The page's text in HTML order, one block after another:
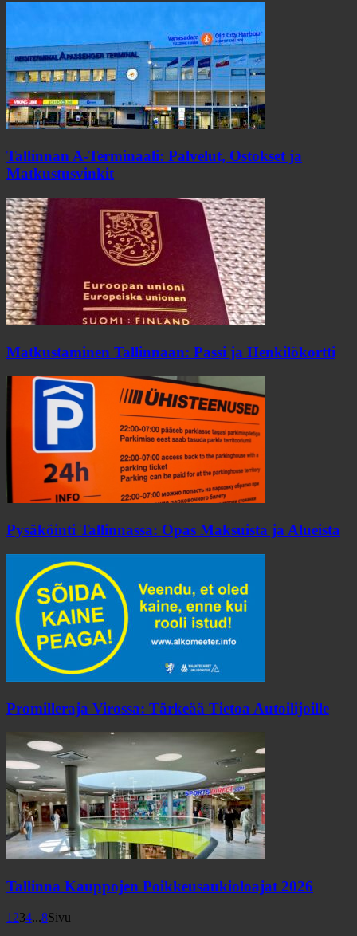
Tallinnan A-Terminaali: Palvelut, Ostokset ja
Matkustusvinkit
Matkustaminen Tallinnaan: Passi ja Henkilökortti
Pysäköinti Tallinnassa: Opas Maksuista ja Alueista
Promilleraja Virossa: Tärkeää Tietoa Autoilijoille
Tallinna Kauppojen Poikkeusaukioloajat 2026
1 234...8Sivu